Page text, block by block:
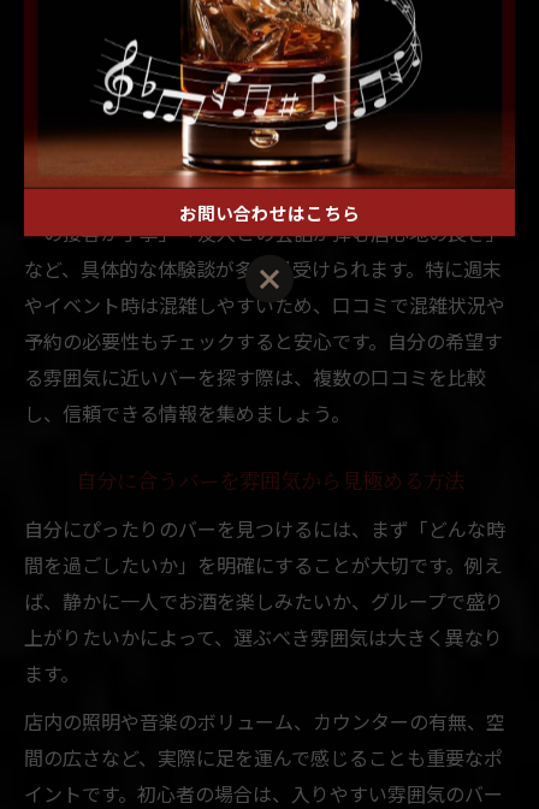
ミを参考にするのがおすすめです。実際に訪れた人の声
は、店内の空気感やサービス、ドリンクの質など、公式
情報からは分かりにくいリアルな雰囲気を知る手がかり
となります。
口コミでは「夜景が楽しめる静かなバー」「バーテンダ
ーの接客が丁寧」「友人との会話が弾む居心地の良さ」
など、具体的な体験談が多く見受けられます。特に週末
やイベント時は混雑しやすいため、口コミで混雑状況や
予約の必要性もチェックすると安心です。自分の希望す
る雰囲気に近いバーを探す際は、複数の口コミを比較
し、信頼できる情報を集めましょう。
自分に合うバーを雰囲気から見極める方法
自分にぴったりのバーを見つけるには、まず「どんな時
間を過ごしたいか」を明確にすることが大切です。例え
ば、静かに一人でお酒を楽しみたいか、グループで盛り
上がりたいかによって、選ぶべき雰囲気は大きく異なり
ます。
店内の照明や音楽のボリューム、カウンターの有無、空
間の広さなど、実際に足を運んで感じることも重要なポ
イントです。初心者の場合は、入りやすい雰囲気のバー
お問い合わせはこちら